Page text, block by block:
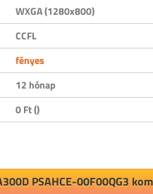
WXGA (1280x800)
CCFL
fényes
12 hónap
0 Ft ()
PSAHCE-00F00QG3